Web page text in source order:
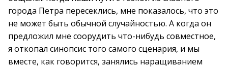
города Петра пересеклись, мне показалось, что это
не может быть обычной случайностью. А когда он
предложил мне соорудить что-нибудь совместное,
я откопал синопсис того самого сценария, и мы
вместе, как говорится, занялись наращиванием